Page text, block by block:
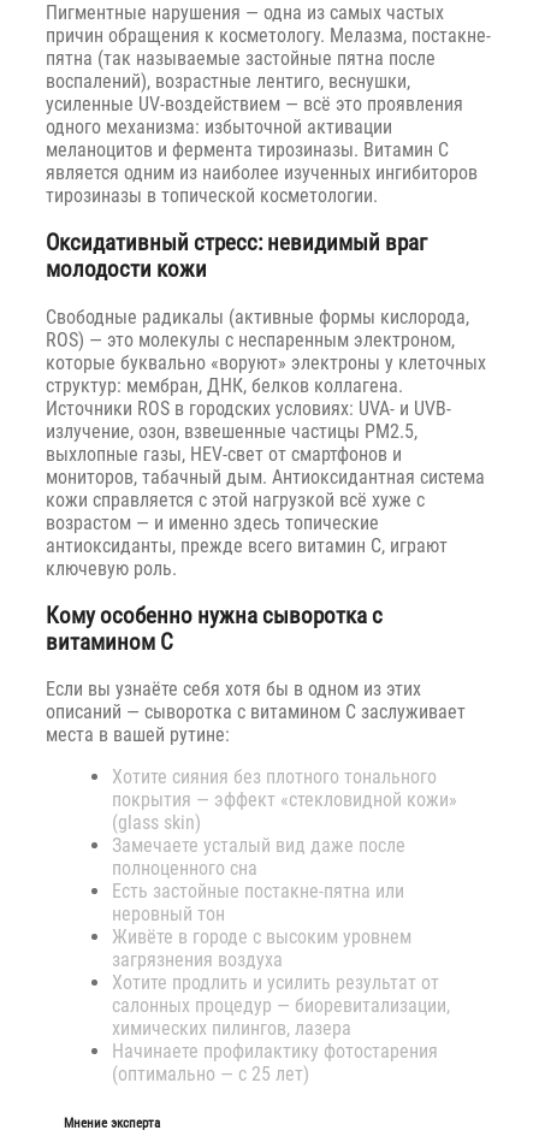
Пигментные нарушения — одна из самых частых
причин обращения к косметологу. Мелазма, постакне-
пятна (так называемые застойные пятна после
воспалений), возрастные лентиго, веснушки,
усиленные UV-воздействием — всё это проявления
одного механизма: избыточной активации
меланоцитов и фермента тирозиназы. Витамин C
является одним из наиболее изученных ингибиторов
тирозиназы в топической косметологии.
Оксидативный стресс: невидимый враг
молодости кожи
Свободные радикалы (активные формы кислорода,
ROS) — это молекулы с неспаренным электроном,
которые буквально «воруют» электроны у клеточных
структур: мембран, ДНК, белков коллагена.
Источники ROS в городских условиях: UVA- и UVB-
излучение, озон, взвешенные частицы PM2.5,
выхлопные газы, HEV-свет от смартфонов и
мониторов, табачный дым. Антиоксидантная система
кожи справляется с этой нагрузкой всё хуже с
возрастом — и именно здесь топические
антиоксиданты, прежде всего витамин C, играют
ключевую роль.
Кому особенно нужна сыворотка с
витамином C
Если вы узнаёте себя хотя бы в одном из этих
описаний — сыворотка с витамином C заслуживает
места в вашей рутине:
Хотите сияния без плотного тонального
покрытия — эффект «стекловидной кожи»
(glass skin)
Замечаете усталый вид даже после
полноценного сна
Есть застойные постакне-пятна или
неровный тон
Живёте в городе с высоким уровнем
загрязнения воздуха
Хотите продлить и усилить результат от
салонных процедур — биоревитализации,
химических пилингов, лазера
Начинаете профилактику фотостарения
(оптимально — с 25 лет)
Мнение эксперта